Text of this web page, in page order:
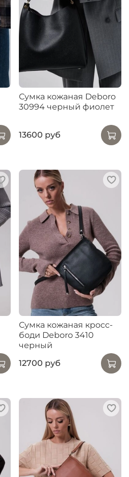
Сумка кожаная Deboro
30994 черный фиолет
13600 руб
Сумка кожаная кросс-
боди Deboro 3410
черный
12700 руб